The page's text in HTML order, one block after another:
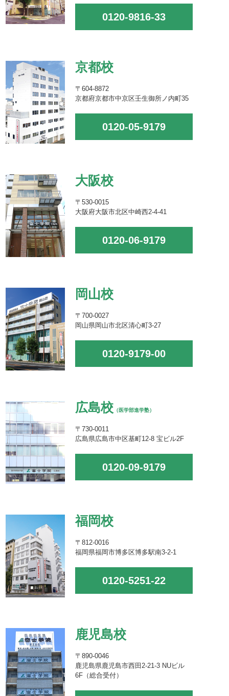
0120-9816-33
京都校
〒604-8872
京都府京都市中京区壬生御所ノ内町35
0120-05-9179
大阪校
〒530-0015
大阪府大阪市北区中崎西2-4-41
0120-06-9179
岡山校
〒700-0027
岡山県岡山市北区清心町3-27
0120-9179-00
広島校 （医学部進学塾）
〒730-0011
広島県広島市中区基町12-8 宝ビル2F
0120-09-9179
福岡校
〒812-0016
福岡県福岡市博多区博多駅南3-2-1
0120-5251-22
鹿児島校
〒890-0046
鹿児島県鹿児島市西田2-21-3 NUビル
6F（総合受付）